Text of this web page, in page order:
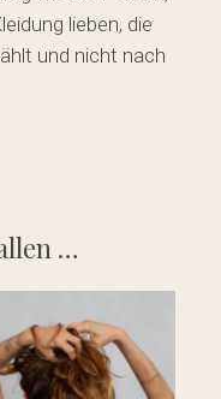
lieben, die
und nicht nach
…